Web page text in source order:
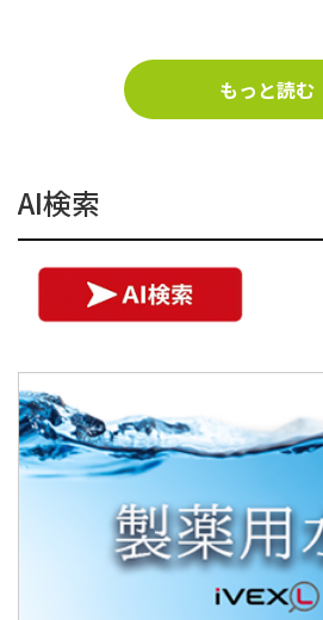
もっと読む
AI検索